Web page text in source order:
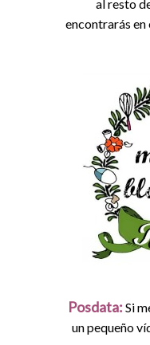
al resto
encontrarás
Posdata: Si
un pequeño